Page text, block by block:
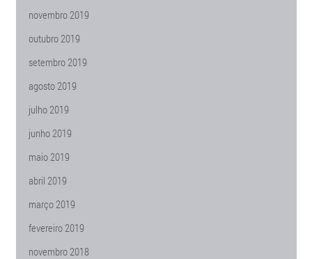
novembro 2019
outubro 2019
setembro 2019
agosto 2019
julho 2019
junho 2019
maio 2019
abril 2019
março 2019
fevereiro 2019
novembro 2018